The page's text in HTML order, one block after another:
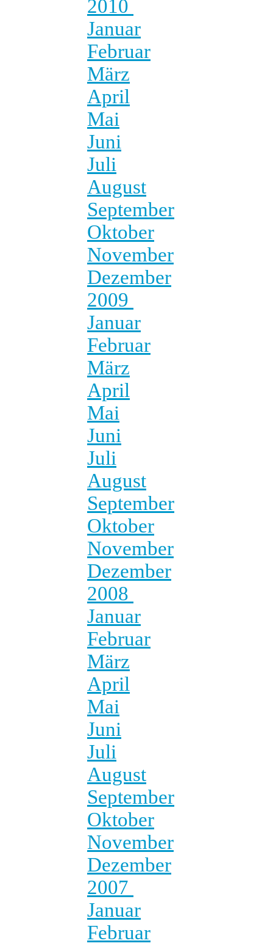
2010
Januar
Februar
März
April
Mai
Juni
Juli
August
September
Oktober
November
Dezember
2009
Januar
Februar
März
April
Mai
Juni
Juli
August
September
Oktober
November
Dezember
2008
Januar
Februar
März
April
Mai
Juni
Juli
August
September
Oktober
November
Dezember
2007
Januar
Februar